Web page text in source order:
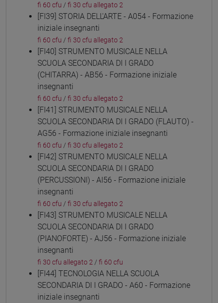
fi 60 cfu / fi 30 cfu allegato 2
[FI39] STORIA DELL'ARTE - A054 - Formazione
iniziale insegnanti
fi 60 cfu / fi 30 cfu allegato 2
[FI40] STRUMENTO MUSICALE NELLA
SCUOLA SECONDARIA DI I GRADO
(CHITARRA) - AB56 - Formazione iniziale
insegnanti
fi 60 cfu / fi 30 cfu allegato 2
[FI41] STRUMENTO MUSICALE NELLA
SCUOLA SECONDARIA DI I GRADO (FLAUTO) -
AG56 - Formazione iniziale insegnanti
fi 60 cfu / fi 30 cfu allegato 2
[FI42] STRUMENTO MUSICALE NELLA
SCUOLA SECONDARIA DI I GRADO
(PERCUSSIONI) - AI56 - Formazione iniziale
insegnanti
fi 60 cfu / fi 30 cfu allegato 2
[FI43] STRUMENTO MUSICALE NELLA
SCUOLA SECONDARIA DI I GRADO
(PIANOFORTE) - AJ56 - Formazione iniziale
insegnanti
fi 30 cfu allegato 2 / fi 60 cfu
[FI44] TECNOLOGIA NELLA SCUOLA
SECONDARIA DI I GRADO - A60 - Formazione
iniziale insegnanti